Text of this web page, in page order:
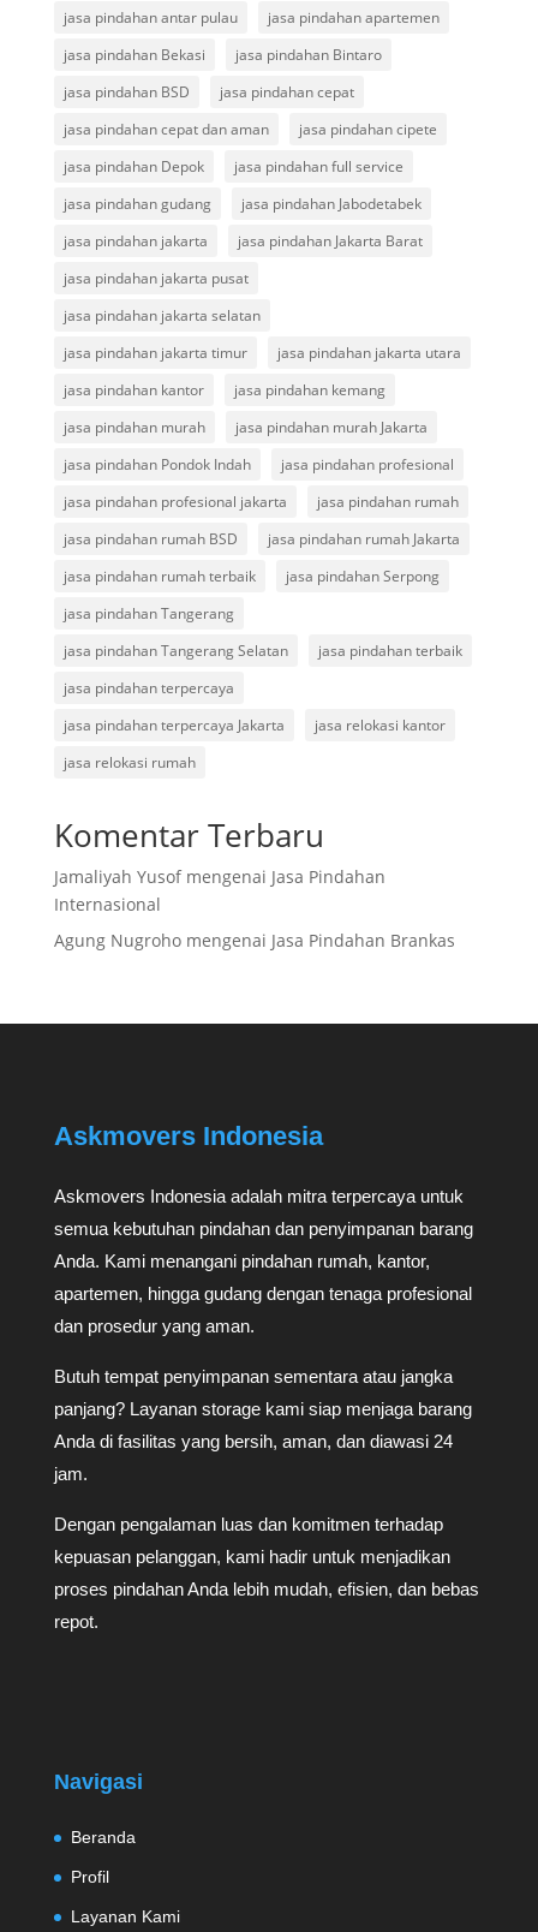
jasa pindahan antar pulau
jasa pindahan apartemen
jasa pindahan Bekasi
jasa pindahan Bintaro
jasa pindahan BSD
jasa pindahan cepat
jasa pindahan cepat dan aman
jasa pindahan cipete
jasa pindahan Depok
jasa pindahan full service
jasa pindahan gudang
jasa pindahan Jabodetabek
jasa pindahan jakarta
jasa pindahan Jakarta Barat
jasa pindahan jakarta pusat
jasa pindahan jakarta selatan
jasa pindahan jakarta timur
jasa pindahan jakarta utara
jasa pindahan kantor
jasa pindahan kemang
jasa pindahan murah
jasa pindahan murah Jakarta
jasa pindahan Pondok Indah
jasa pindahan profesional
jasa pindahan profesional jakarta
jasa pindahan rumah
jasa pindahan rumah BSD
jasa pindahan rumah Jakarta
jasa pindahan rumah terbaik
jasa pindahan Serpong
jasa pindahan Tangerang
jasa pindahan Tangerang Selatan
jasa pindahan terbaik
jasa pindahan terpercaya
jasa pindahan terpercaya Jakarta
jasa relokasi kantor
jasa relokasi rumah
Komentar Terbaru
Jamaliyah Yusofmengenai Jasa Pindahan
Internasional
Agung Nugrohomengenai Jasa Pindahan Brankas
Askmovers Indonesia
Askmovers Indonesia adalah mitra terpercaya untuk
semua kebutuhan pindahan dan penyimpanan barang
Anda. Kami menangani pindahan rumah, kantor,
apartemen, hingga gudang dengan tenaga profesional
dan prosedur yang aman.
Butuh tempat penyimpanan sementara atau jangka
panjang? Layanan storage kami siap menjaga barang
Anda di fasilitas yang bersih, aman, dan diawasi 24
jam.
Dengan pengalaman luas dan komitmen terhadap
kepuasan pelanggan, kami hadir untuk menjadikan
proses pindahan Anda lebih mudah, efisien, dan bebas
repot.
Navigasi
Beranda
Profil
Layanan Kami